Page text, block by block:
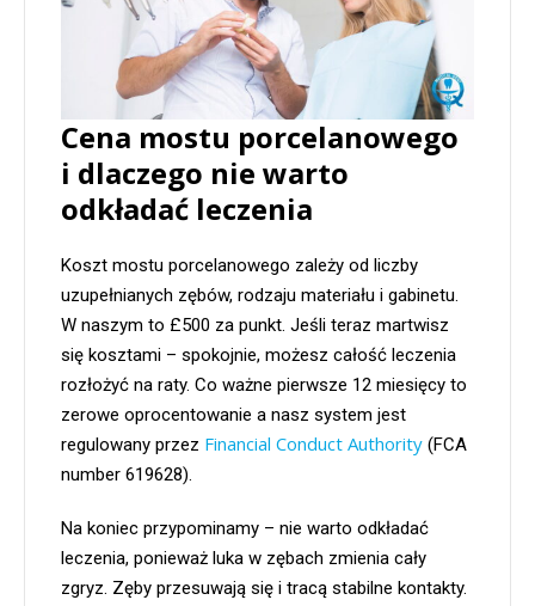
Cena mostu porcelanowego
i dlaczego nie warto
odkładać leczenia
Koszt mostu porcelanowego zależy od liczby
uzupełnianych zębów, rodzaju materiału i gabinetu.
W naszym to £500 za punkt. Jeśli teraz martwisz
się kosztami – spokojnie, możesz całość leczenia
rozłożyć na raty. Co ważne pierwsze 12 miesięcy to
zerowe oprocentowanie a nasz system jest
regulowany przez Financial Conduct Authority (FCA
number 619628).
Na koniec przypominamy – nie warto odkładać
leczenia, ponieważ luka w zębach zmienia cały
zgryz. Zęby przesuwają się i tracą stabilne kontakty.